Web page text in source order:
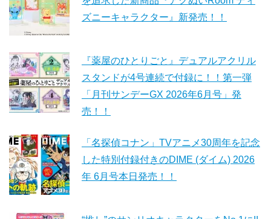
ズニーキャラクター』新発売！！
『薬屋のひとりごと』デュアルアクリル
スタンドが4号連続で付録に！！第一弾
「月刊サンデーGX 2026年6月号」発
売！！
「名探偵コナン」TVアニメ30周年を記念
した特別付録付きのDIME (ダイム) 2026
年 6月号本日発売！！